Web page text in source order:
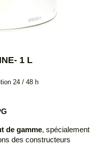
1 L
24 / 48 h
de gamme, spécialement
des constructeurs